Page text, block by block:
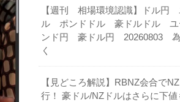
【週刊 相場環境認識】ドル円
ル ポンドドル 豪ドルドル
ンド円 豪ドル円 20260803 為
く
【見どころ解説】RBNZ会合で
行！ 豪ドル/NZドルはさらに下値